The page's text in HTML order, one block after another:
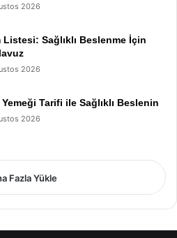
2026
Sağlıklı Beslenme İçin
2026
Tarifi ile Sağlıklı Beslenin
2026
Fazla Yükle